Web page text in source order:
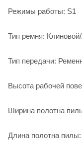
Режимы работы: S1
Тип ремня:
Тип передачи:
Высота рабочей
Ширина полотна
Длина полотна